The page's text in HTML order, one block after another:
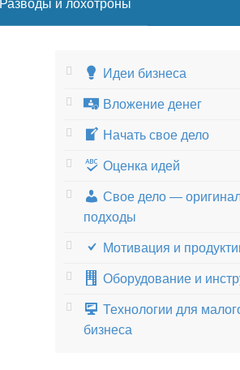
Разводы и лохотроны
Идеи бизнеса
Вложение денег
Начать свое дело
Оценка идей
Свое дело —
подходы
Мотивация и
Оборудование и
Технологии для
бизнеса